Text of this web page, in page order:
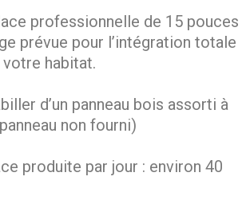
professionnelle de 15 pouces
prévue pour l’intégration totale
votre habitat.
d’un panneau bois assorti à
non fourni)
produite par jour : environ 40